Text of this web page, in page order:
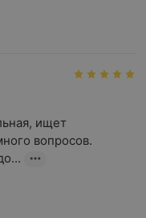
ищет
вопросов.